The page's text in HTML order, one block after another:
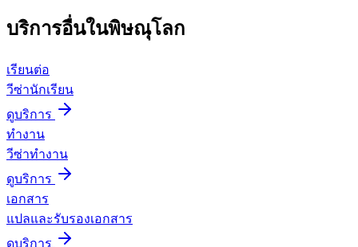
บริการอื่นในพิษณุโลก
เรียนต่อ
วีซ่านักเรียน
ดูบริการ
ทำงาน
วีซ่าทำงาน
ดูบริการ
เอกสาร
แปลและรับรองเอกสาร
ดูบริการ